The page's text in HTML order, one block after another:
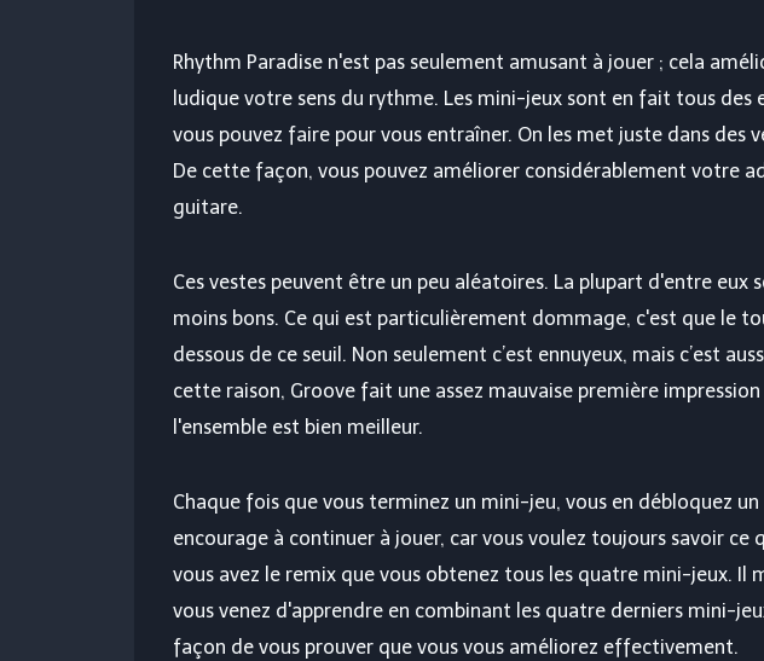
Rhythm Paradise n'est pas seulement amusant à jouer ; cela
ludique votre sens du rythme. Les mini-jeux sont en fait tous des
vous pouvez faire pour vous entraîner. On les met juste dans des
De cette façon, vous pouvez améliorer considérablement votre
guitare.
Ces vestes peuvent être un peu aléatoires. La plupart d'entre eux
moins bons. Ce qui est particulièrement dommage, c'est que le
dessous de ce seuil. Non seulement c’est ennuyeux, mais c’est
cette raison, Groove fait une assez mauvaise première
l'ensemble est bien meilleur.
Chaque fois que vous terminez un mini-jeu, vous en débloquez un
encourage à continuer à jouer, car vous voulez toujours savoir ce
vous avez le remix que vous obtenez tous les quatre mini-jeux. Il
vous venez d'apprendre en combinant les quatre derniers mini-
façon de vous prouver que vous vous améliorez effectivement.